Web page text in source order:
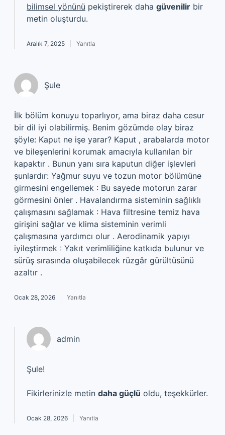
bilimsel yönünü pekiştirerek daha güvenilir bir
metin oluşturdu.
Aralık 7, 2025 Yanıtla
Şule
İlk bölüm konuyu toparlıyor, ama biraz daha cesur
bir dil iyi olabilirmiş. Benim gözümde olay biraz
şöyle: Kaput ne işe yarar? Kaput , arabalarda motor
ve bileşenlerini korumak amacıyla kullanılan bir
kapaktır . Bunun yanı sıra kaputun diğer işlevleri
şunlardır: Yağmur suyu ve tozun motor bölümüne
girmesini engellemek : Bu sayede motorun zarar
görmesini önler . Havalandırma sisteminin sağlıklı
çalışmasını sağlamak : Hava filtresine temiz hava
girişini sağlar ve klima sisteminin verimli
çalışmasına yardımcı olur . Aerodinamik yapıyı
iyileştirmek : Yakıt verimliliğine katkıda bulunur ve
sürüş sırasında oluşabilecek rüzgâr gürültüsünü
azaltır .
Ocak 28, 2026 Yanıtla
admin
Şule!
Fikirlerinizle metin daha güçlü oldu, teşekkürler.
Ocak 28, 2026 Yanıtla